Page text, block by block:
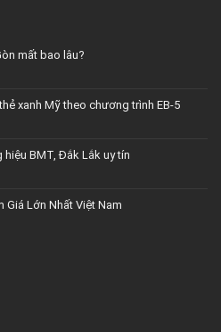
mất bao lâu?
xanh Mỹ theo chương trình EB-5
BMT, Đắk Lắk uy tín
Giá Lớn Nhất Việt Nam